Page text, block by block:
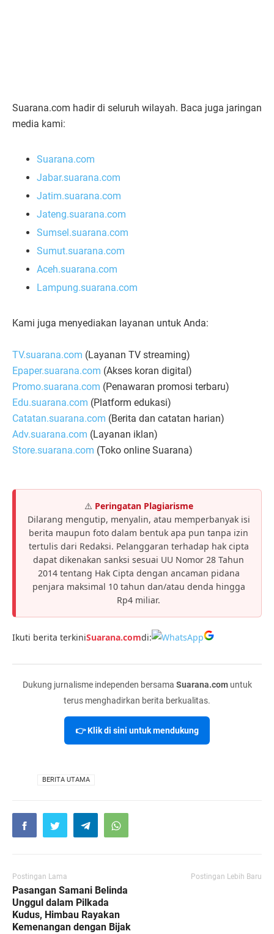
Suarana.com hadir di seluruh wilayah. Baca juga jaringan
media kami:
Suarana.com
Jabar.suarana.com
Jatim.suarana.com
Jateng.suarana.com
Sumsel.suarana.com
Sumut.suarana.com
Aceh.suarana.com
Lampung.suarana.com
Kami juga menyediakan layanan untuk Anda:
TV.suarana.com (Layanan TV streaming)
Epaper.suarana.com (Akses koran digital)
Promo.suarana.com (Penawaran promosi terbaru)
Edu.suarana.com (Platform edukasi)
Catatan.suarana.com (Berita dan catatan harian)
Adv.suarana.com (Layanan iklan)
Store.suarana.com (Toko online Suarana)
⚠️ Peringatan Plagiarisme
Dilarang mengutip, menyalin, atau memperbanyak isi
berita maupun foto dalam bentuk apa pun tanpa izin
tertulis dari Redaksi. Pelanggaran terhadap hak cipta
dapat dikenakan sanksi sesuai UU Nomor 28 Tahun
2014 tentang Hak Cipta dengan ancaman pidana
penjara maksimal 10 tahun dan/atau denda hingga
Rp4 miliar.
Ikuti berita terkiniSuarana.comdi:
Dukung jurnalisme independen bersama Suarana.comuntuk
terus menghadirkan berita berkualitas.
👉 Klik di sini untuk mendukung
BERITA UTAMA
Postingan Lama
Pasangan Samani Belinda
Unggul dalam Pilkada
Kudus, Himbau Rayakan
Kemenangan dengan Bijak
Postingan Lebih Baru